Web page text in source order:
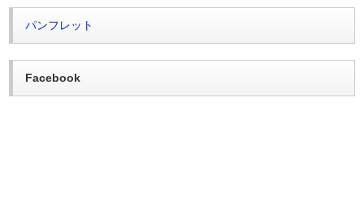
パンフレット
Facebook